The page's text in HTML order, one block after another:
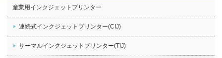
産業用インクジェットプリンター
連続式インクジェットプリンター(CIJ)
サーマルインクジェットプリンター(TIJ)